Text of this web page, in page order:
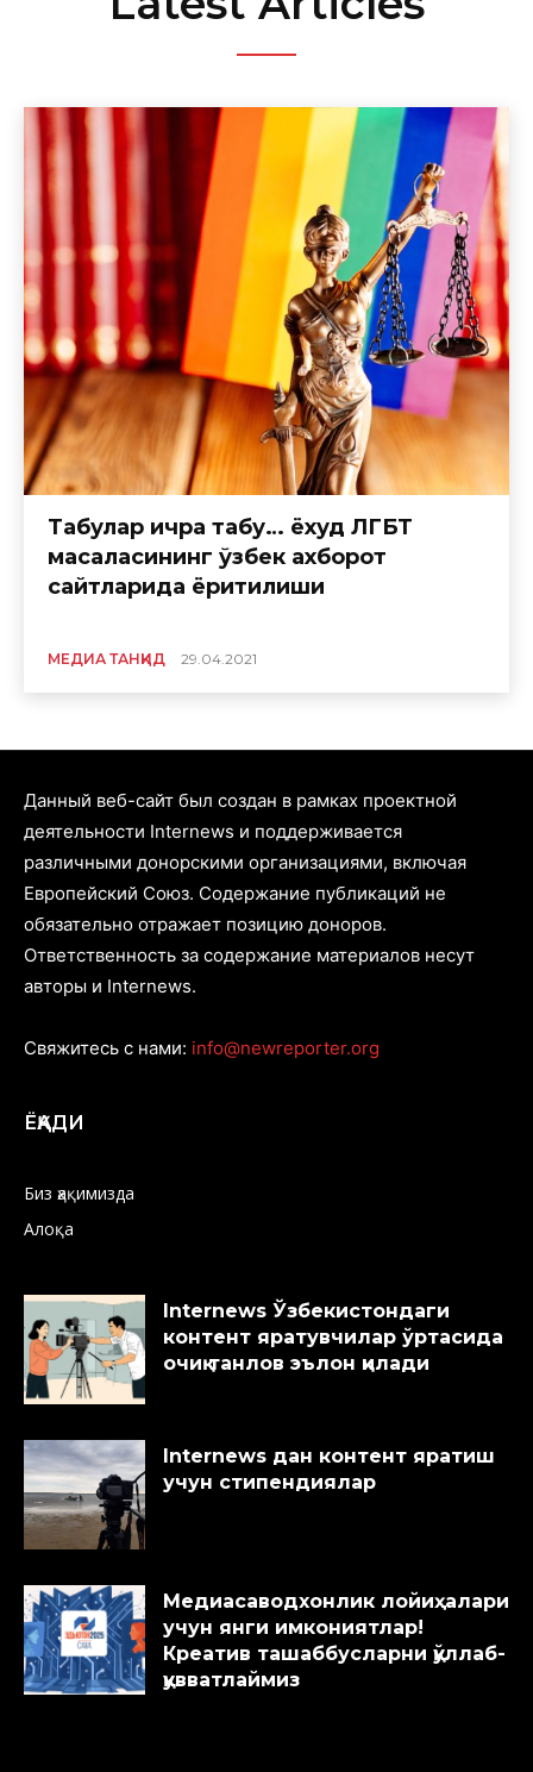
Табулар ичра табу… ёхуд ЛГБТ
масаласининг ўзбек ахборот
сайтларида ёритилиши
МЕДИА ТАНҚИД 29.04.2021
Данный веб-сайт был создан в рамках проектной
деятельности Internews и поддерживается
различными донорскими организациями, включая
Европейский Союз. Содержание публикаций не
обязательно отражает позицию доноров.
Ответственность за содержание материалов несут
авторы и Internews.
Свяжитесь с нами: info@newreporter.org
ЁҚАДИ
Биз ҳақимизда
Алоқа
Internews Ўзбекистондаги
контент яратувчилар ўртасида
очиқ танлов эълон қилади
Internews дан контент яратиш
учун стипендиялар
Медиасаводхонлик лойиҳалари
учун янги имкониятлар!
Креатив ташаббусларни қўллаб-
қувватлаймиз